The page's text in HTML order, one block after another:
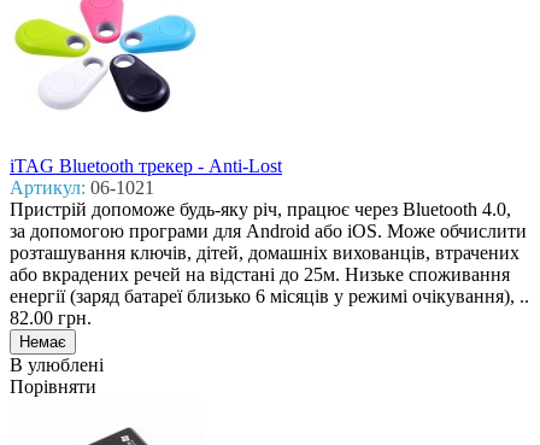
iTAG Bluetooth трекер - Anti-Lost
Артикул: 06-1021
Пристрій допоможе будь-яку річ, працює через Bluetooth 4.0,
за допомогою програми для Android або iOS. Може обчислити
розташування ключів, дітей, домашніх вихованців, втрачених
або вкрадених речей на відстані до 25м. Низьке споживання
енергії (заряд батареї близько 6 місяців у режимі очікування), ..
82.00 грн.
В улюблені
Порівняти